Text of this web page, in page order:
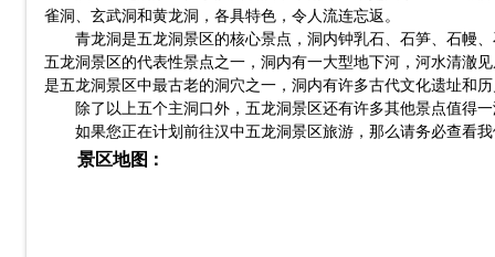
雀洞、玄武洞和黄龙洞，各具特色，令人流连忘返。
青龙洞是五龙洞景区的核心景点，洞内钟乳石、石笋、石幔
五龙洞景区的代表性景点之一，洞内有一大型地下河，河水清澈
是五龙洞景区中最古老的洞穴之一，洞内有许多古代文化遗址和
除了以上五个主洞口外，五龙洞景区还有许多其他景点值得
如果您正在计划前往汉中五龙洞景区旅游，那么请务必查看
景区地图：